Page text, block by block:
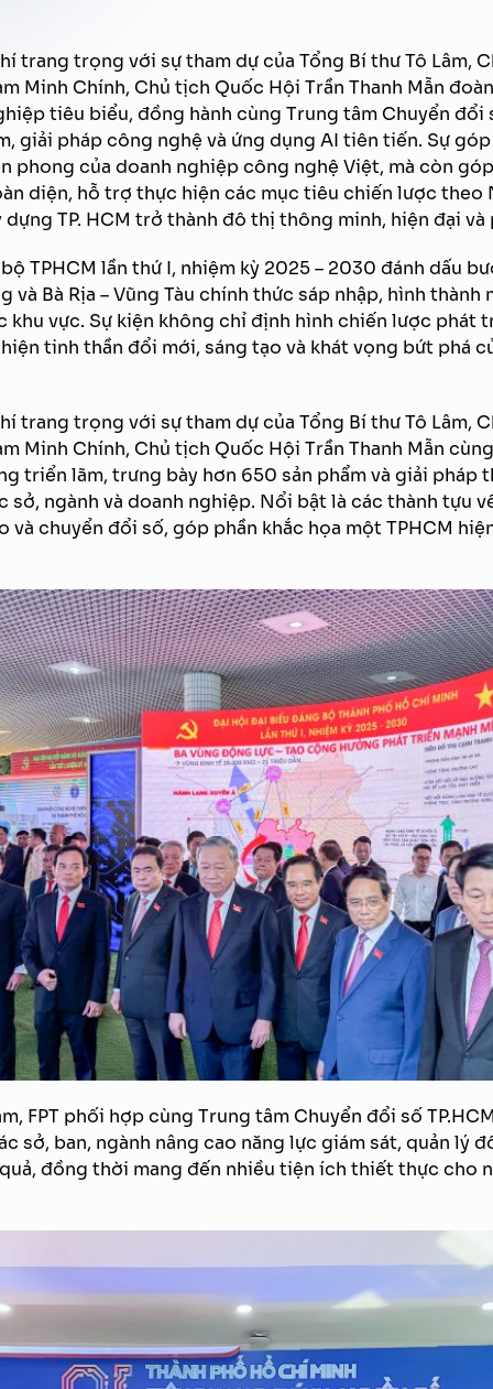
trang trọng với sự tham dự của Tổng Bí thư Tô Lâm,
Minh Chính, Chủ tịch Quốc Hội Trần Thanh Mẫn
tiêu biểu, đồng hành cùng Trung tâm Chuyển đổi
giải pháp công nghệ và ứng dụng AI tiên tiến. Sự
phong của doanh nghiệp công nghệ Việt, mà còn
diện, hỗ trợ thực hiện các mục tiêu chiến lược theo
TP. HCM trở thành đô thị thông minh, hiện đại
TPHCM lần thứ I, nhiệm kỳ 2025 – 2030 đánh dấu
và Bà Rịa – Vũng Tàu chính thức sáp nhập, hình
khu vực. Sự kiện không chỉ định hình chiến lược phát
tinh thần đổi mới, sáng tạo và khát vọng bứt phá
trang trọng với sự tham dự của Tổng Bí thư Tô Lâm,
Minh Chính, Chủ tịch Quốc Hội Trần Thanh Mẫn
triển lãm, trưng bày hơn 650 sản phẩm và giải pháp
sở, ngành và doanh nghiệp. Nổi bật là các thành tựu
và chuyển đổi số, góp phần khắc họa một TPHCM
FPT phối hợp cùng Trung tâm Chuyển đổi số
sở, ban, ngành nâng cao năng lực giám sát, quản lý
đồng thời mang đến nhiều tiện ích thiết thực cho